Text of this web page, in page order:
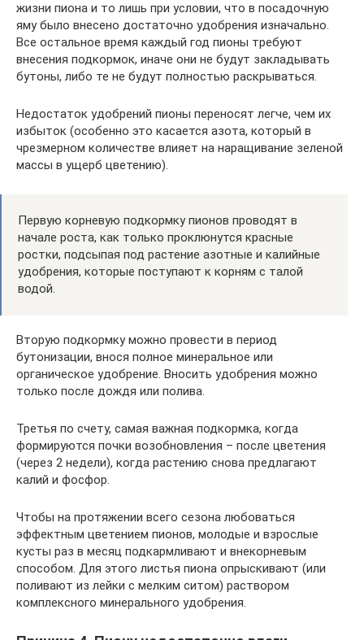
жизни пиона и то лишь при условии, что в посадочную
яму было внесено достаточно удобрения изначально.
Все остальное время каждый год пионы требуют
внесения подкормок, иначе они не будут закладывать
бутоны, либо те не будут полностью раскрываться.
Недостаток удобрений пионы переносят легче, чем их
избыток (особенно это касается азота, который в
чрезмерном количестве влияет на наращивание зеленой
массы в ущерб цветению).
Первую корневую подкормку пионов проводят в
начале роста, как только проклюнутся красные
ростки, подсыпая под растение азотные и калийные
удобрения, которые поступают к корням с талой
водой.
Вторую подкормку можно провести в период
бутонизации, внося полное минеральное или
органическое удобрение. Вносить удобрения можно
только после дождя или полива.
Третья по счету, самая важная подкормка, когда
формируются почки возобновления – после цветения
(через 2 недели), когда растению снова предлагают
калий и фосфор.
Чтобы на протяжении всего сезона любоваться
эффектным цветением пионов, молодые и взрослые
кусты раз в месяц подкармливают и внекорневым
способом. Для этого листья пиона опрыскивают (или
поливают из лейки с мелким ситом) раствором
комплексного минерального удобрения.